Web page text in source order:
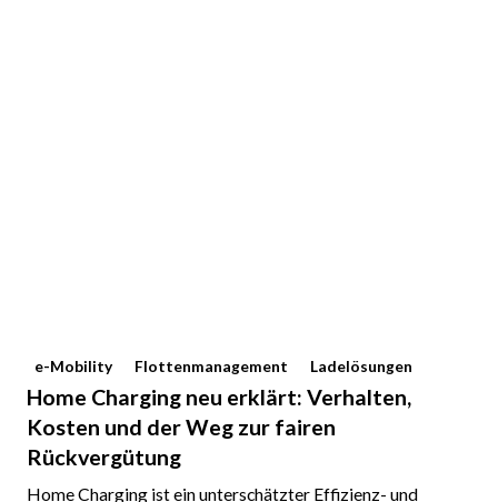
e-Mobility Flottenmanagement Ladelösungen
Home Charging neu erklärt: Verhalten,
Kosten und der Weg zur fairen
Rückvergütung
Home Charging ist ein unterschätzter Effizienz- und